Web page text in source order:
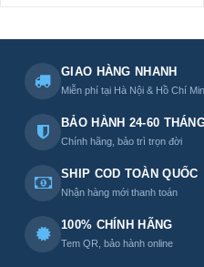
GIAO HÀNG NHANH
Miễn phí tại Hà Nội & Hồ Chí
BẢO HÀNH 24-60
Chính hãng, bảo trì trọn đời
SHIP COD TOÀN QUỐC
Nhận hàng mới thanh toán
100% CHÍNH HÃNG
Tem QR, bảo hành online